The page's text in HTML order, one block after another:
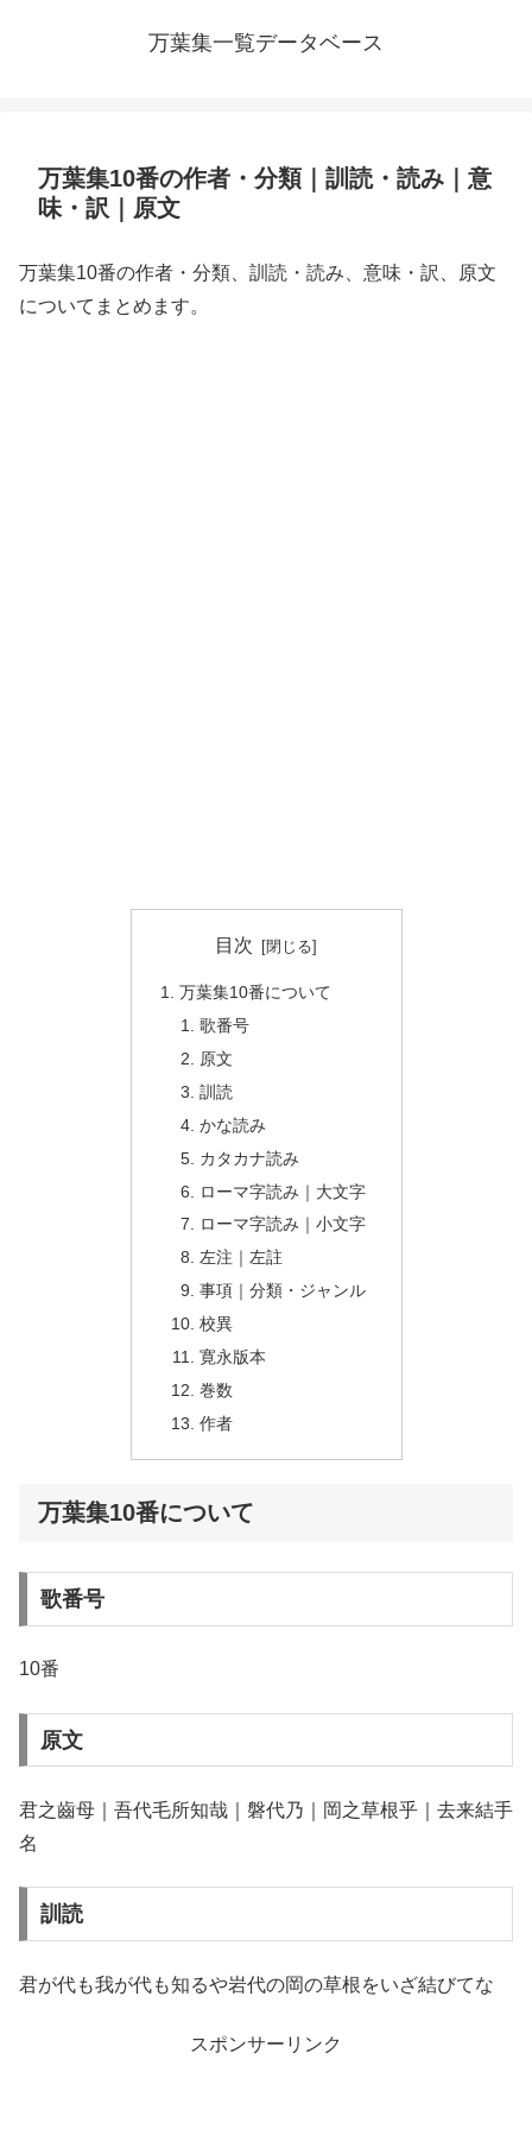
万葉集一覧データベース
万葉集10番の作者・分類｜訓読・読み｜意
味・訳｜原文
万葉集10番の作者・分類、訓読・読み、意味・訳、原文
についてまとめます。
目次
万葉集10番について
歌番号
原文
訓読
かな読み
カタカナ読み
ローマ字読み｜大文字
ローマ字読み｜小文字
左注｜左註
事項｜分類・ジャンル
校異
寛永版本
巻数
作者
万葉集10番について
歌番号
10番
原文
君之齒母｜吾代毛所知哉｜磐代乃｜岡之草根乎｜去来結手
名
訓読
君が代も我が代も知るや岩代の岡の草根をいざ結びてな
スポンサーリンク